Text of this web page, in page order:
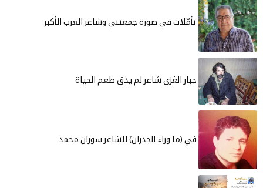
تأمّلات في صورة جمعتني وشاعر العرب الأكبر
جبار الغزي شاعر لم يذق طعم الحياة
في (ما وراء الجدران) للشاعر سوران محمد